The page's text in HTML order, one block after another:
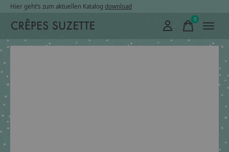
Hier geht’s zum aktuellen Katalog download
0items